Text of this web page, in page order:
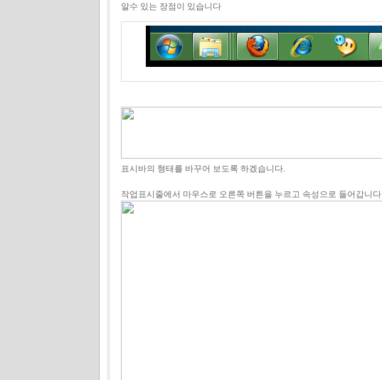
알수 있는 장점이 있습니다
표시바의 형태를 바꾸어 보도록 하겠습니다.
작업표시줄에서 마우스로 오른쪽 버튼을 누르고 속성으로 들어갑니다